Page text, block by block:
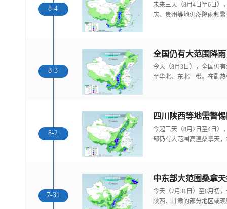
8-4
未来三天（8月4日至6日）
庆、贵州等地仍然降雨频
8-3
全国仍有大范围降
今天（8月3日），全国仍
至华北、东北一带。在副
8-2
今起三天（8月2日至4日）
部仍有大范围高温桑拿天
7-31
中东部大范围桑拿
今天（7月31日）至8月初
陕西、甘肃的部分地区或